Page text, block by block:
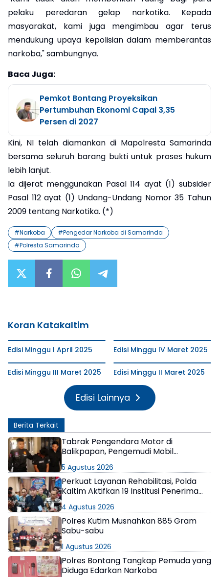
pelaku peredaran gelap narkotika. Kepada
masyarakat, kami juga mengimbau agar terus
mendukung upaya kepolisian dalam memberantas
narkoba," sambungnya.
Baca Juga:
Pemkot Bontang Proyeksikan
Pertumbuhan Ekonomi Capai 3,35
Persen di 2027
Kini, NI telah diamankan di Mapolresta Samarinda
bersama seluruh barang bukti untuk proses hukum
lebih lanjut.
Ia dijerat menggunakan Pasal 114 ayat (1) subsider
Pasal 112 ayat (1) Undang-Undang Nomor 35 Tahun
2009 tentang Narkotika. (*)
#Narkoba #Pengedar Narkoba di Samarinda
#Polresta Samarinda
Koran Katakaltim
Edisi Minggu I April 2025 Edisi Minggu IV Maret 2025
Edisi Minggu III Maret 2025 Edisi Minggu II Maret 2025
Edisi Lainnya
Berita Terkait
Tabrak Pengendara Motor di
Balikpapan, Pengemudi Mobil
5 Agustus 2026
Perkuat Layanan Rehabilitasi, Polda
Kaltim Aktifkan 19 Institusi Penerima
4 Agustus 2026
Polres Kutim Musnahkan 885 Gram
Sabu-sabu
1 Agustus 2026
Polres Bontang Tangkap Pemuda yang
Diduga Edarkan Narkoba